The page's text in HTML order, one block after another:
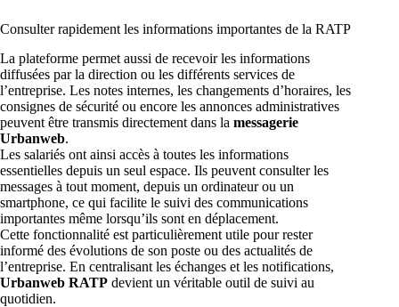
Consulter rapidement les informations importantes de la RATP
La plateforme permet aussi de recevoir les informations
diffusées par la direction ou les différents services de
l’entreprise. Les notes internes, les changements d’horaires, les
consignes de sécurité ou encore les annonces administratives
peuvent être transmis directement dans la messagerie
Urbanweb.
Les salariés ont ainsi accès à toutes les informations
essentielles depuis un seul espace. Ils peuvent consulter les
messages à tout moment, depuis un ordinateur ou un
smartphone, ce qui facilite le suivi des communications
importantes même lorsqu’ils sont en déplacement.
Cette fonctionnalité est particulièrement utile pour rester
informé des évolutions de son poste ou des actualités de
l’entreprise. En centralisant les échanges et les notifications,
Urbanweb RATP devient un véritable outil de suivi au
quotidien.